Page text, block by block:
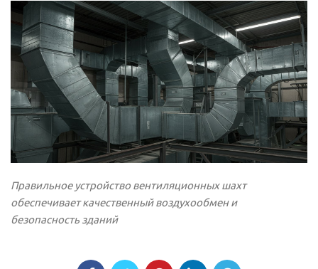
Правильное устройство вентиляционных шахт
обеспечивает качественный воздухообмен и
безопасность зданий